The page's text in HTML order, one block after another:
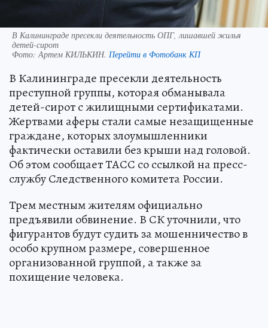
В Калининграде пресекли деятельность ОПГ, лишавшей жилья
детей-сирот
Фото:Артем КИЛЬКИН. Перейти в Фотобанк КП
В Калининграде пресекли деятельность
преступной группы, которая обманывала
детей-сирот с жилищными сертификатами.
Жертвами аферы стали самые незащищенные
граждане, которых злоумышленники
фактически оставили без крыши над головой.
Об этом сообщает ТАСС со ссылкой на пресс-
службу Следственного комитета России.
Трем местным жителям официально
предъявили обвинение. В СК уточнили, что
фигурантов будут судить за мошенничество в
особо крупном размере, совершенное
организованной группой, а также за
похищение человека.